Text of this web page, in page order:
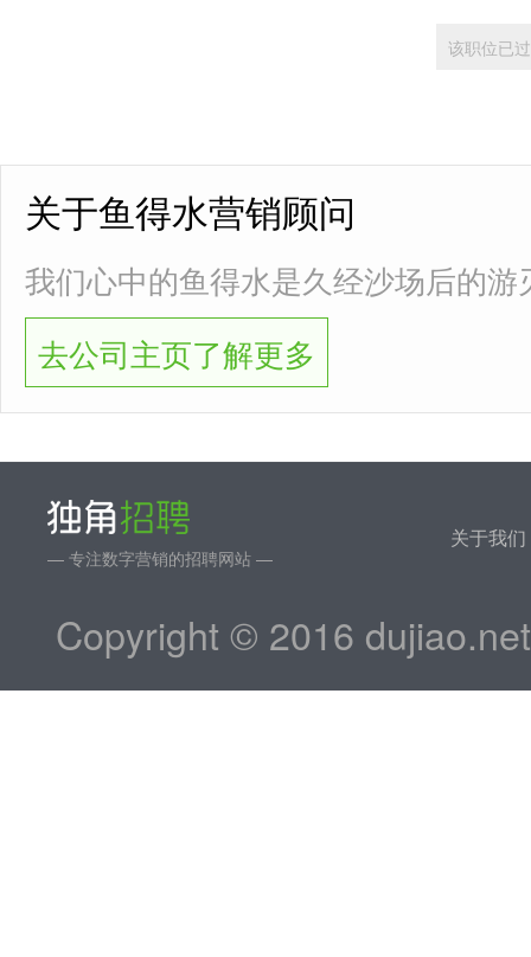
该职位已
关于鱼得水营销顾问
我们心中的鱼得水是久经沙场后的游
去公司主页了解更多
— 专注数字营销的招聘网站 —
关于我们
Copyright © 2016